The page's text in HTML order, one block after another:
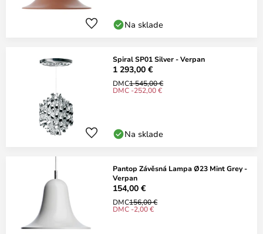
Na sklade
Spiral SP01 Silver - Verpan
1 293,00 €
DMC1 545,00 €
DMC -252,00 €
Na sklade
Pantop Závěsná Lampa Ø23 Mint Grey -
Verpan
154,00 €
DMC156,00 €
DMC -2,00 €